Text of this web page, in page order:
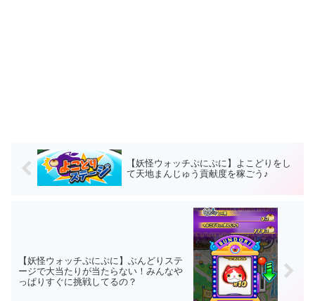
【妖怪ウォッチぷにぷに】よこどりをし
て天地まんじゅう貢献度を稼ごう♪
【妖怪ウォッチぷにぷに】ぶんどりステ
ージで大当たりが当たらない！みんなや
っぱりすぐに挑戦してるの？